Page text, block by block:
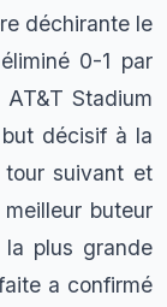
déchirante le
0-1 par
Stadium
décisif à la
tour suivant et
buteur
plus grande
a confirmé